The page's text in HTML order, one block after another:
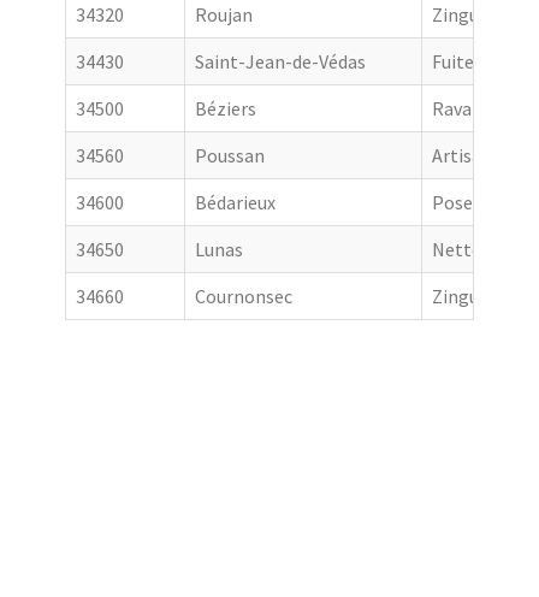
34320
Roujan
Zingueur
34430
Saint-Jean-de-Védas
Fuite toiture
34500
Béziers
Ravalement
34560
Poussan
Artisan
34600
Bédarieux
Pose de
34650
Lunas
Nettoyage
34660
Cournonsec Zingueur